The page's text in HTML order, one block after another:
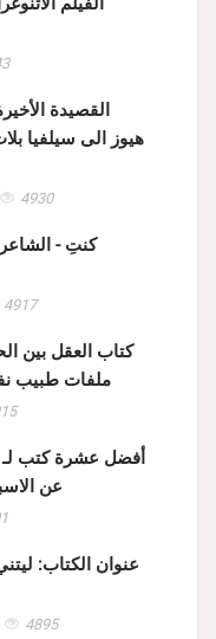
هيوز الى سيلفيا
4930
كنتِ -
4917
كتاب العقل بين
ملفات طبيب
أفضل عشرة كتب
عن
عنوان الكتاب:
4895